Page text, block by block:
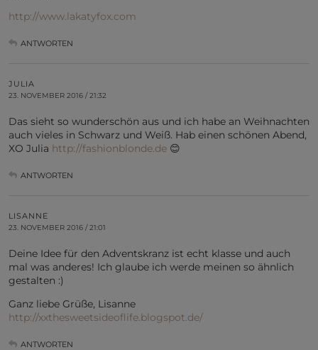
http://www.lakatyfox.com
ANTWORTEN
JULIA
23. NOVEMBER 2016 / 21:32
Das sieht so wunderschön aus und ich habe an Weihnachten
auch vieles in Schwarz und Weiß. Hab einen schönen Abend,
XO Julia http://fashionblonde.de 😊
ANTWORTEN
LISANNE
23. NOVEMBER 2016 / 21:01
Deine Idee für den Adventskranz ist echt klasse und auch
mal was anderes! Ich glaube ich werde meinen so ähnlich
gestalten :)
Ganz liebe Grüße, Lisanne
http://xxthesweetsideoflife.blogspot.de/
ANTWORTEN